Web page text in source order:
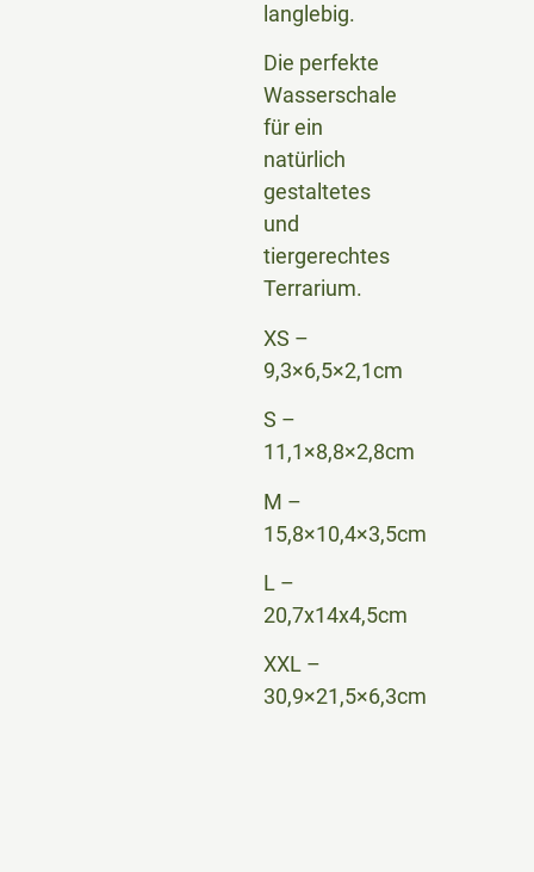
langlebig.
Die perfekte
Wasserschale
für ein
natürlich
gestaltetes
und
tiergerechtes
Terrarium.
XS –
9,3×6,5×2,1cm
S –
11,1×8,8×2,8cm
M –
15,8×10,4×3,5cm
L –
20,7x14x4,5cm
XXL –
30,9×21,5×6,3cm